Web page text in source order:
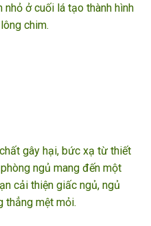
nhỏ ở cuối lá tạo thành hình
chim.
gây hại, bức xạ từ thiết
ngủ mang đến một
cải thiện giấc ngủ, ngủ
thẳng mệt mỏi.